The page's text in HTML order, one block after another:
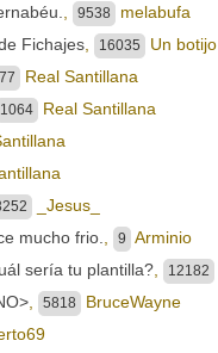
9538
melabufa
Fichajes
16035
Un botijo
Real Santillana
1064
Real Santillana
_Jesus_
mucho frio.
9
Arminio
sería tu plantilla?
12182
5818
BruceWayne